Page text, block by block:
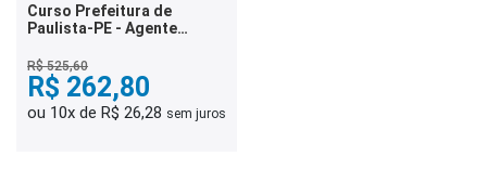
Curso Prefeitura de
Paulista-PE - Agente
R$ 525,60
R$ 262,80
ou 10x de R$ 26,28 sem juros